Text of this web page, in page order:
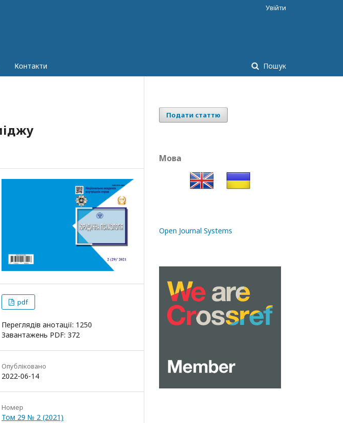
Контакти Пошук
Увійти
pdf
Переглядів анотації: 1250
Завантажень PDF: 372
Опубліковано
2022-06-14
Номер
Том 29 № 2 (2021)
Подати статтю
Мова
Open Journal Systems